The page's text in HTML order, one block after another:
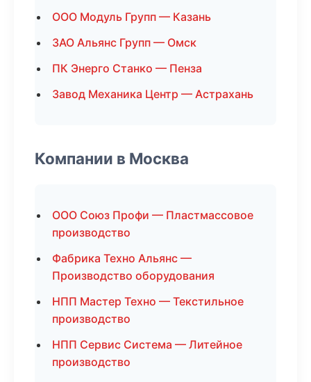
ООО Модуль Групп — Казань
ЗАО Альянс Групп — Омск
ПК Энерго Станко — Пенза
Завод Механика Центр — Астрахань
Компании в Москва
ООО Союз Профи — Пластмассовое
производство
Фабрика Техно Альянс —
Производство оборудования
НПП Мастер Техно — Текстильное
производство
НПП Сервис Система — Литейное
производство